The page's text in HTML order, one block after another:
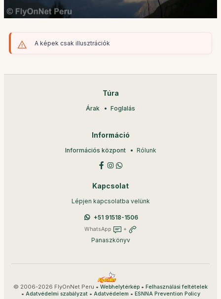
A képek csak illusztrációk
Túra
Árak Foglalás
Információ
Információs központ Rólunk
Kapcsolat
Lépjen kapcsolatba velünk
+51 91518-1506
WhatsApp +
Panaszkönyv
© 2006-2026 FlyOnNet Peru • Webhelytérkép • Felhasználási feltételek
• Adatvédelmi szabályzat• Adatvédelem • ESNNA Prevention Policy